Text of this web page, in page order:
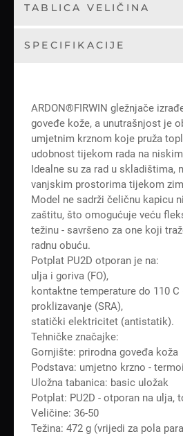
TABLICA VELIČINA
SPECIFIKACIJE
ARDON®FIRWIN gležnjače
goveđe kože, a unutrašnjost je
umjetnim krznom koje pruža
udobnost tijekom rada na
Idealne su za rad u skladištima,
vanjskim prostorima tijekom
Model ne sadrži čeličnu kapicu
zaštitu, što omogućuje veću
težinu - savršeno za one koji
radnu obuću.
Potplat PU2D otporan je na:
ulja i goriva (FO),
kontaktne temperature do 110 C
proklizavanje (SRA),
statički elektricitet (antistatik).
Tehničke značajke:
Gornjište: prirodna goveđa koža
Podstava: umjetno krzno -
Uložna tabanica: basic uložak
Potplat: PU2D - otporan na ulja,
Veličine: 36-50
Težina: 472 g (vrijedi za pola